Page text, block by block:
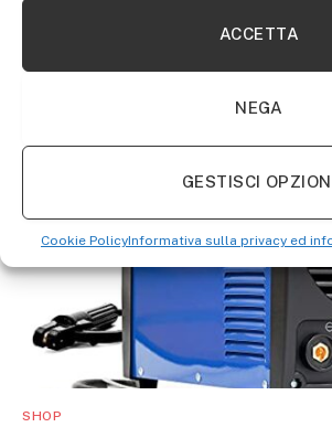
ACCETTA
NEGA
GESTISCI
Cookie PolicyInformativa sulla privacy ed
Glass Circle Cutter, 1pc alta qualità
Cutter circolare circolare in vetro
SHOP